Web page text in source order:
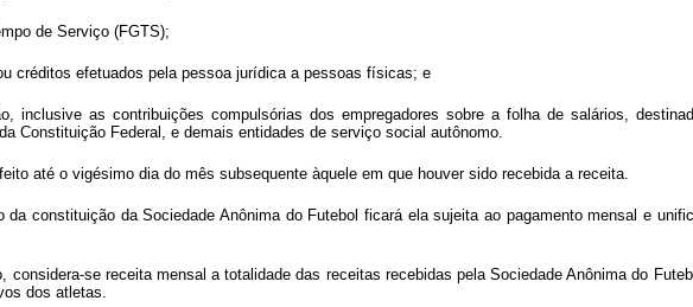
de Serviço (FGTS);
créditos efetuados pela pessoa jurídica a pessoas físicas; e
inclusive as contribuições compulsórias dos empregadores sobre a folha de salários,
Constituição Federal, e demais entidades de serviço social autônomo.
até o vigésimo dia do mês subsequente àquele em que houver sido recebida a receita.
constituição da Sociedade Anônima do Futebol ficará ela sujeita ao pagamento mensal e
considera-se receita mensal a totalidade das receitas recebidas pela Sociedade Anônima do
dos atletas.